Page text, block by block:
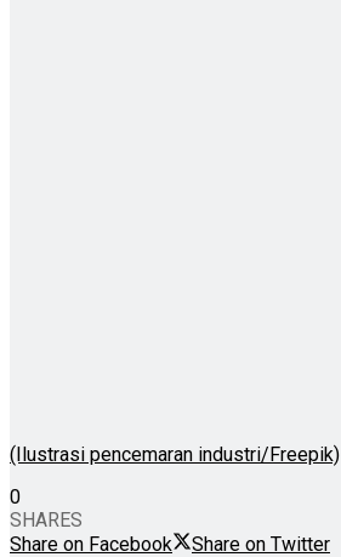
(Ilustrasi pencemaran industri/Freepik)
0
SHARES
Share on Facebook
Share on Twitter